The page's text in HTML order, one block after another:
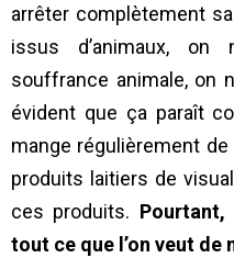
arrêter complètement
issus d’animaux, on
souffrance animale, on
évident que ça paraît
mange régulièrement
produits laitiers de
ces produits.
tout ce que l’on veut de